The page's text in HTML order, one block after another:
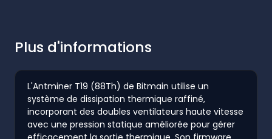
Plus d'informations
L'Antminer T19 (88Th) de Bitmain utilise un
système de dissipation thermique raffiné,
incorporant des doubles ventilateurs haute vitesse
avec une pression statique améliorée pour gérer